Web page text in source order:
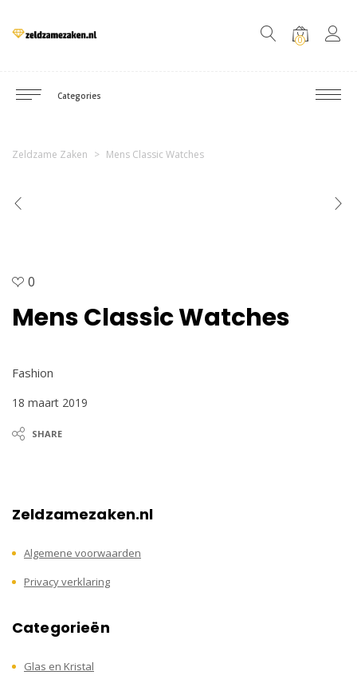
0
Categories
Zeldzame Zaken > Mens Classic Watches
0
Mens Classic Watches
Fashion
18 maart 2019
SHARE
Zeldzamezaken.nl
Algemene voorwaarden
Privacy verklaring
Categorieën
Glas en Kristal